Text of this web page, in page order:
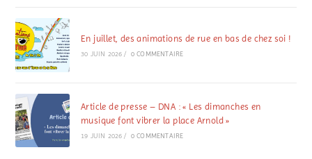
En juillet, des animations de rue en bas de chez soi !
30 JUIN 2026 / 0 COMMENTAIRE
Article de presse – DNA : « Les dimanches en
musique font vibrer la place Arnold »
19 JUIN 2026 / 0 COMMENTAIRE